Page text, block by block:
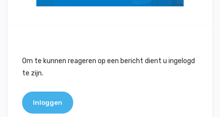
Om te kunnen reageren op een bericht dient u ingelogd
te zijn.
Inloggen